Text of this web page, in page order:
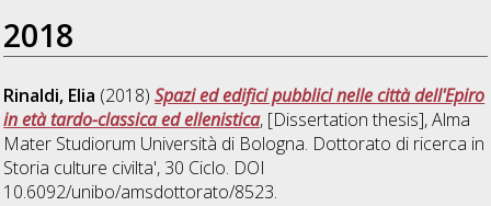
2018
Rinaldi, Elia (2018)Spazi ed edifici pubblici nelle città dell'Epiro
in età tardo-classica ed ellenistica, [Dissertation thesis], Alma
Mater Studiorum Università di Bologna. Dottorato di ricerca in
Storia culture civilta', 30 Ciclo. DOI
10.6092/unibo/amsdottorato/8523.